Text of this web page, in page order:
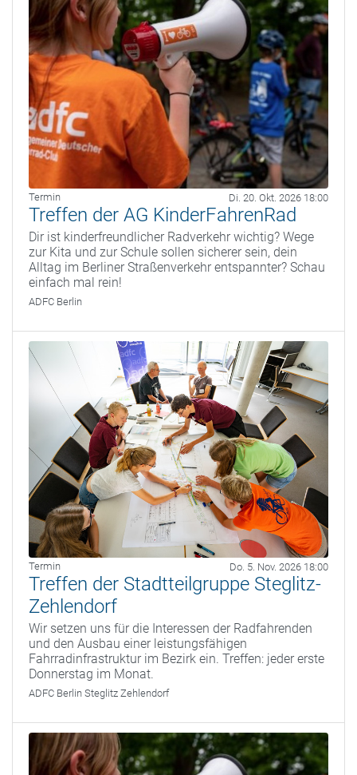
Termin Di. 20. Okt. 2026 18:00
Treffen der AG KinderFahrenRad
Dir ist kinderfreundlicher Radverkehr wichtig? Wege
zur Kita und zur Schule sollen sicherer sein, dein
Alltag im Berliner Straßenverkehr entspannter? Schau
einfach mal rein!
ADFC Berlin
Termin Do. 5. Nov. 2026 18:00
Treffen der Stadtteilgruppe Steglitz-
Zehlendorf
Wir setzen uns für die Interessen der Radfahrenden
und den Ausbau einer leistungsfähigen
Fahrradinfrastruktur im Bezirk ein. Treffen: jeder erste
Donnerstag im Monat.
ADFC Berlin Steglitz Zehlendorf